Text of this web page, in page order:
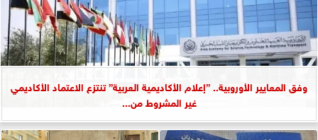
وفق المعايير الأوروبية.. ”إعلام الأكاديمية العربية” تنتزع الاعتماد الأكاديمي
غير المشروط من...